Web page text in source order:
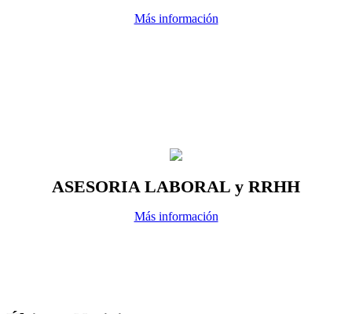
Más información
ASESORIA LABORAL y RRHH
Más información